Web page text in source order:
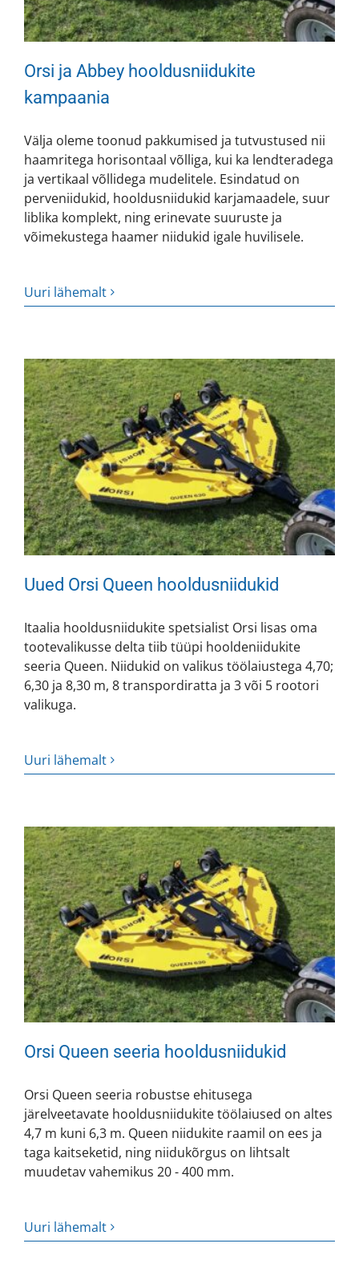
Orsi ja Abbey hooldusniidukite
kampaania
Välja oleme toonud pakkumised ja tutvustused nii
haamritega horisontaal võlliga, kui ka lendteradega
ja vertikaal võllidega mudelitele. Esindatud on
perveniidukid, hooldusniidukid karjamaadele, suur
liblika komplekt, ning erinevate suuruste ja
võimekustega haamer niidukid igale huvilisele.
Uuri lähemalt
Uued Orsi Queen hooldusniidukid
Itaalia hooldusniidukite spetsialist Orsi lisas oma
tootevalikusse delta tiib tüüpi hooldeniidukite
seeria Queen. Niidukid on valikus töölaiustega 4,70;
6,30 ja 8,30 m, 8 transpordiratta ja 3 või 5 rootori
valikuga.
Uuri lähemalt
Orsi Queen seeria hooldusniidukid
Orsi Queen seeria robustse ehitusega
järelveetavate hooldusniidukite töölaiused on altes
4,7 m kuni 6,3 m. Queen niidukite raamil on ees ja
taga kaitseketid, ning niidukõrgus on lihtsalt
muudetav vahemikus 20 - 400 mm.
Uuri lähemalt